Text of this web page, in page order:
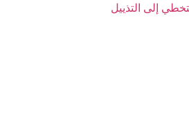
تخطي إلى التذييل